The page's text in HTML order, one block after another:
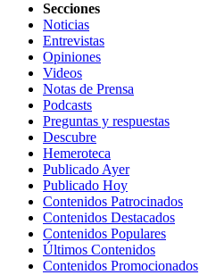
Secciones
Noticias
Entrevistas
Opiniones
Videos
Notas de Prensa
Podcasts
Preguntas y respuestas
Descubre
Hemeroteca
Publicado Ayer
Publicado Hoy
Contenidos Patrocinados
Contenidos Destacados
Contenidos Populares
Últimos Contenidos
Contenidos Promocionados